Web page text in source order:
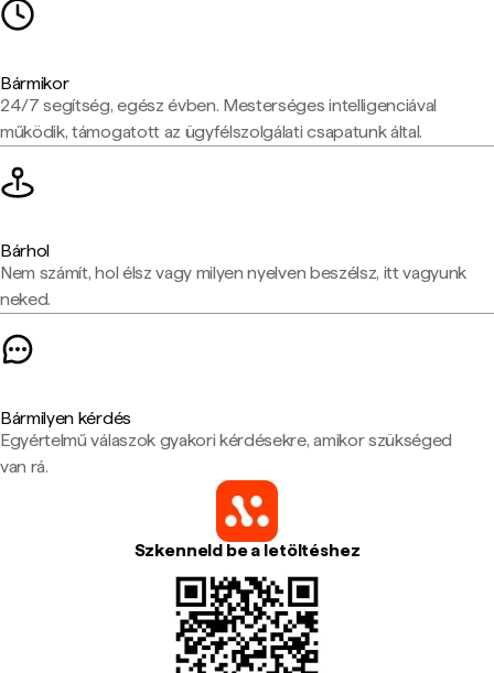
Bármikor
24/7 segítség, egész évben. Mesterséges intelligenciával
működik, támogatott az ügyfélszolgálati csapatunk által.
Bárhol
Nem számít, hol élsz vagy milyen nyelven beszélsz, itt vagyunk
neked.
Bármilyen kérdés
Egyértelmű válaszok gyakori kérdésekre, amikor szükséged
van rá.
Szkenneld be a letöltéshez